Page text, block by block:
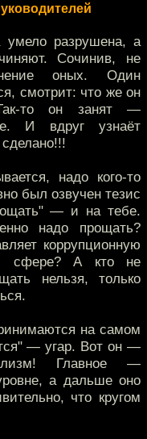
умело разрушена, а
Сочинив, не
оных. Один
смотрит: что же он
то он занят —
И вдруг узнаёт
надо кого-то
был озвучен тезис
— и на тебе.
надо прощать?
коррупционную
сфере? А кто не
нельзя, только
на самом
— угар. Вот он —
Главное —
а дальше оно
что кругом